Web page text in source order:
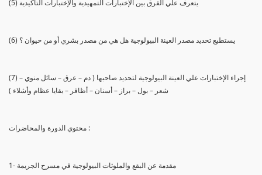
(5) يتعرف علي الفرق بين الإختبارات التمهيدية والإختبارات التأكيدية
(6) يستطيع تحديد مصدر العينة البيولوجية هل هي من مصدر بشري أو من حيوان ؟
(7) إجراء الإختبارات علي العينة البيولوجية لتحديد صاحبها ( دم – عرق – سائل منوي –
شعر – بول – براز – أسنان – أظافر – بقايا عظام وأشلاء )
محتوي الدورة والمحاضرات :
1- مقدمة عن البقع والملوثات البيولوجية في مسرح الجريمة